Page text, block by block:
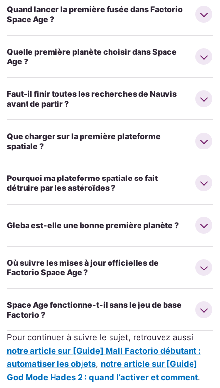
Quand lancer la première fusée dans Factorio
Space Age ?
Quelle première planète choisir dans Space
Age ?
Faut-il finir toutes les recherches de Nauvis
avant de partir ?
Que charger sur la première plateforme
spatiale ?
Pourquoi ma plateforme spatiale se fait
détruire par les astéroïdes ?
Gleba est-elle une bonne première planète ?
Où suivre les mises à jour officielles de
Factorio Space Age ?
Space Age fonctionne-t-il sans le jeu de base
Factorio ?
Pour continuer à suivre le sujet, retrouvez aussi
notre article sur [Guide] Mall Factorio débutant :
automatiser les objets, notre article sur [Guide]
God Mode Hades 2 : quand l’activer et comment.